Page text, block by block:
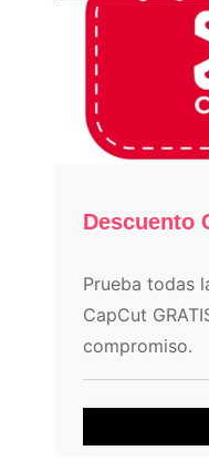
Prueba todas
CapCut
compromiso.